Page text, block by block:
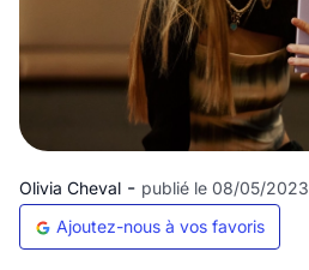
Olivia Cheval - publié le 08/05/
Ajoutez-nous à vos favoris